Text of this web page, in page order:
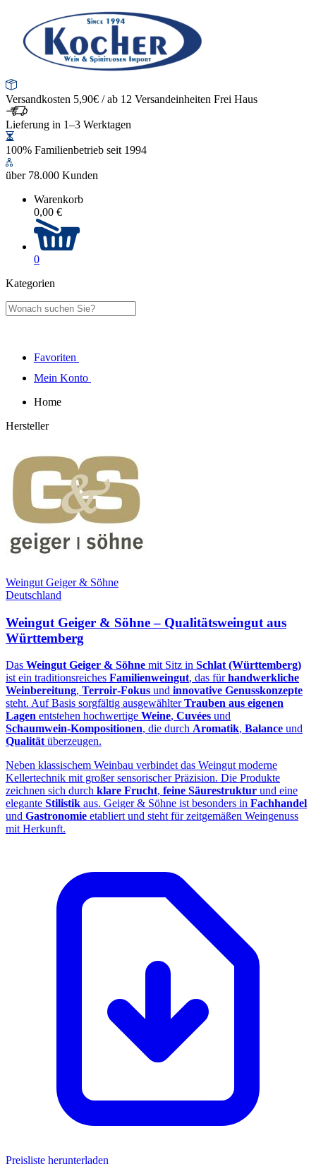
Versandkosten 5,90€ / ab 12 Versandeinheiten Frei Haus
Lieferung in 1–3 Werktagen
100% Familienbetrieb seit 1994
über 78.000 Kunden
Warenkorb
0,00 €
0
Kategorien
Favoriten
Mein Konto
Home
Hersteller
Weingut Geiger & Söhne
Deutschland
Weingut Geiger & Söhne – Qualitätsweingut aus
Württemberg
Das Weingut Geiger & Söhne mit Sitz in Schlat (Württemberg)
ist ein traditionsreiches Familienweingut, das fürhandwerkliche
Weinbereitung, Terroir‑Fokus und innovative Genusskonzepte
steht. Auf Basis sorgfältig ausgewählterTrauben aus eigenen
Lagen entstehen hochwertige Weine, Cuvées und
Schaumwein‑Kompositionen, die durch Aromatik, Balance und
Qualitätüberzeugen.
Neben klassischem Weinbau verbindet das Weingut moderne
Kellertechnik mit großer sensorischer Präzision. Die Produkte
zeichnen sich durch klare Frucht, feine Säurestruktur und eine
elegante Stilistik aus. Geiger & Söhne ist besonders in Fachhandel
und Gastronomie etabliert und steht für zeitgemäßen Weingenuss
mit Herkunft.
Preisliste herunterladen